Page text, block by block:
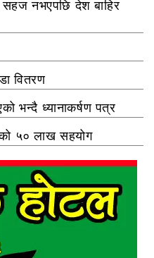
सहज नभएपछि देश बाहिर
वितरण
भन्दै ध्यानाकर्षण पत्र
५० लाख सहयोग